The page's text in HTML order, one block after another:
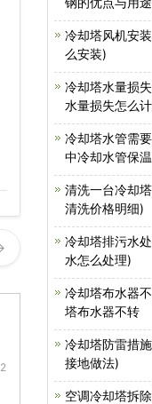
冷却塔风机安
么安装)
冷却塔水量损
水量损失怎么
冷却塔水管需
中冷却水管保
清洗一台冷却
清洗价格明细)
冷却塔排污水
水怎么处理)
冷却塔布水器
塔布水器不转
冷却塔防雷措
接地做法)
空调冷却塔拆